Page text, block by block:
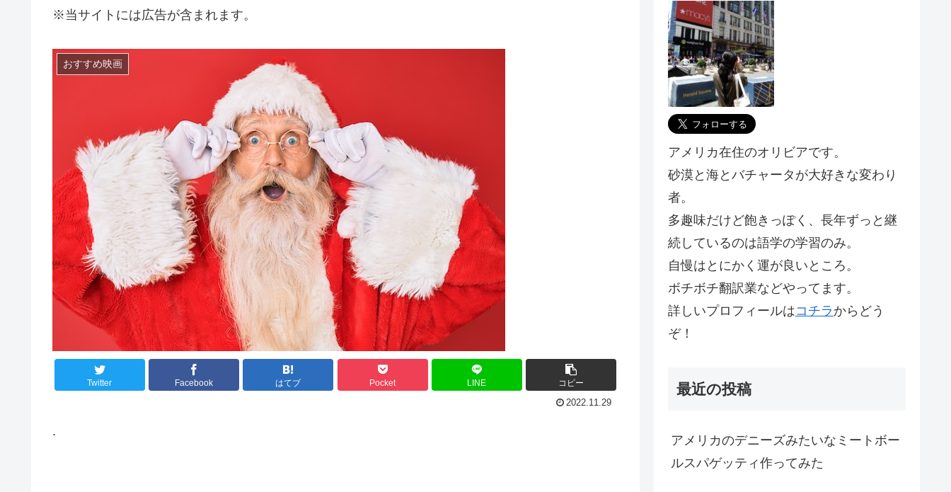
※当サイトには広告が含まれます。
おすすめ映画
Twitter Facebook はてブ Pocket LINE コピー
2022.11.29
.
アメリカ在住のオリビアです。
砂漠と海とバチャータが大好きな変わり
者。
多趣味だけど飽きっぽく、長年ずっと継
続しているのは語学の学習のみ。
自慢はとにかく運が良いところ。
ボチボチ翻訳業などやってます。
詳しいプロフィールはコチラ からどう
ぞ！
最近の投稿
アメリカのデニーズみたいなミートボー
ルスパゲッティ作ってみた